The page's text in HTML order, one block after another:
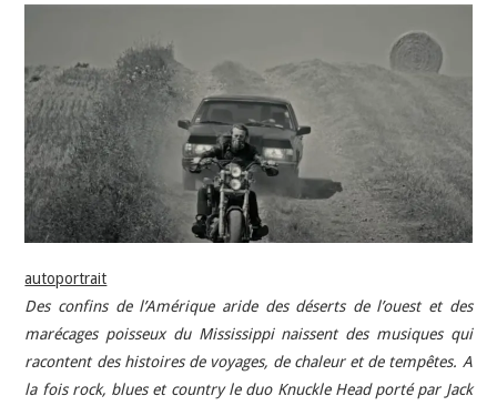
INDÉPENDANTS
DOKO
autoportrait
Des confins de l’Amérique aride des déserts de l’ouest et des
marécages poisseux du Mississippi naissent des musiques qui
racontent des histoires de voyages, de chaleur et de tempêtes. A
la fois rock, blues et country le duo Knuckle Head porté par Jack